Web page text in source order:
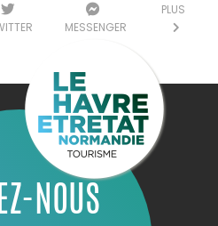
MESSENGER
PLUS
NOUS